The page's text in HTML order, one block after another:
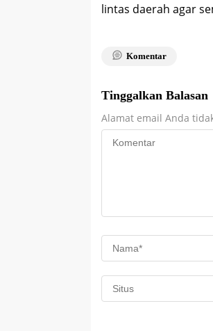
lintas daerah agar
Komentar
Tinggalkan Balasan
Alamat email Anda